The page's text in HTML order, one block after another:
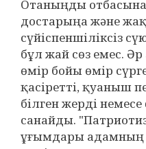
Отаныңды
достарыңа және
сүйіспеншіліксіз
бұл жай сөз емес.
өмір бойы өмір
қасіретті, қуаныш
білген жерді
санайды.
ұғымдары адамның